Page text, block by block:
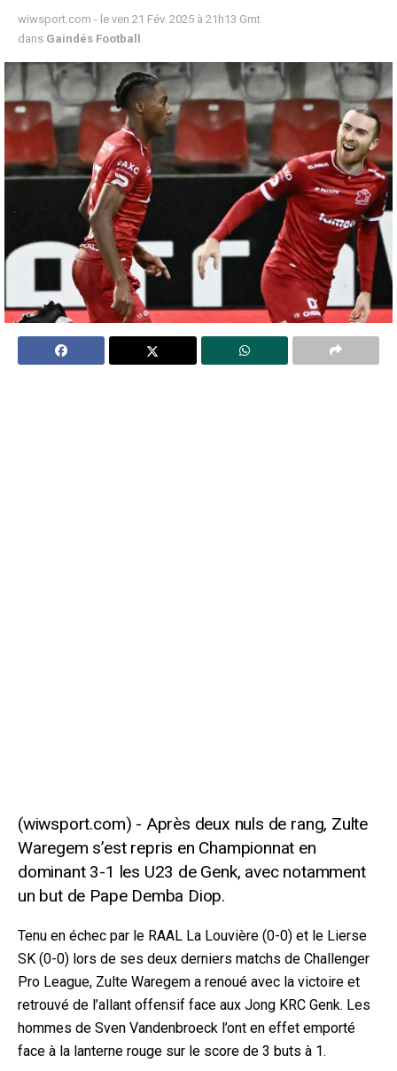
wiwsport.com - le ven 21 Fév. 2025 à 21h13 Gmt
dans Gaindés Football
Après deux nuls de rang, Zulte
Waregem s’est repris en Championnat en
dominant 3-1 les U23 de Genk, avec notamment
un but de Pape Demba Diop.
Tenu en échec par le RAAL La Louvière (0-0) et le Lierse
SK (0-0) lors de ses deux derniers matchs de Challenger
Pro League, Zulte Waregem a renoué avec la victoire et
retrouvé de l’allant offensif face aux Jong KRC Genk. Les
hommes de Sven Vandenbroeck l’ont en effet emporté
face à la lanterne rouge sur le score de 3 buts à 1.